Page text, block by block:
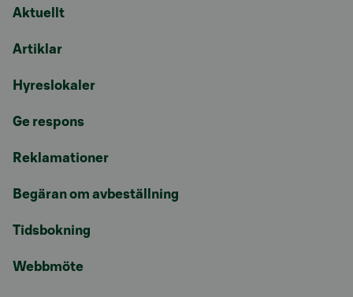
Aktuellt
Artiklar
Hyreslokaler
Ge respons
Reklamationer
Begäran om avbeställning
Tidsbokning
Webbmöte